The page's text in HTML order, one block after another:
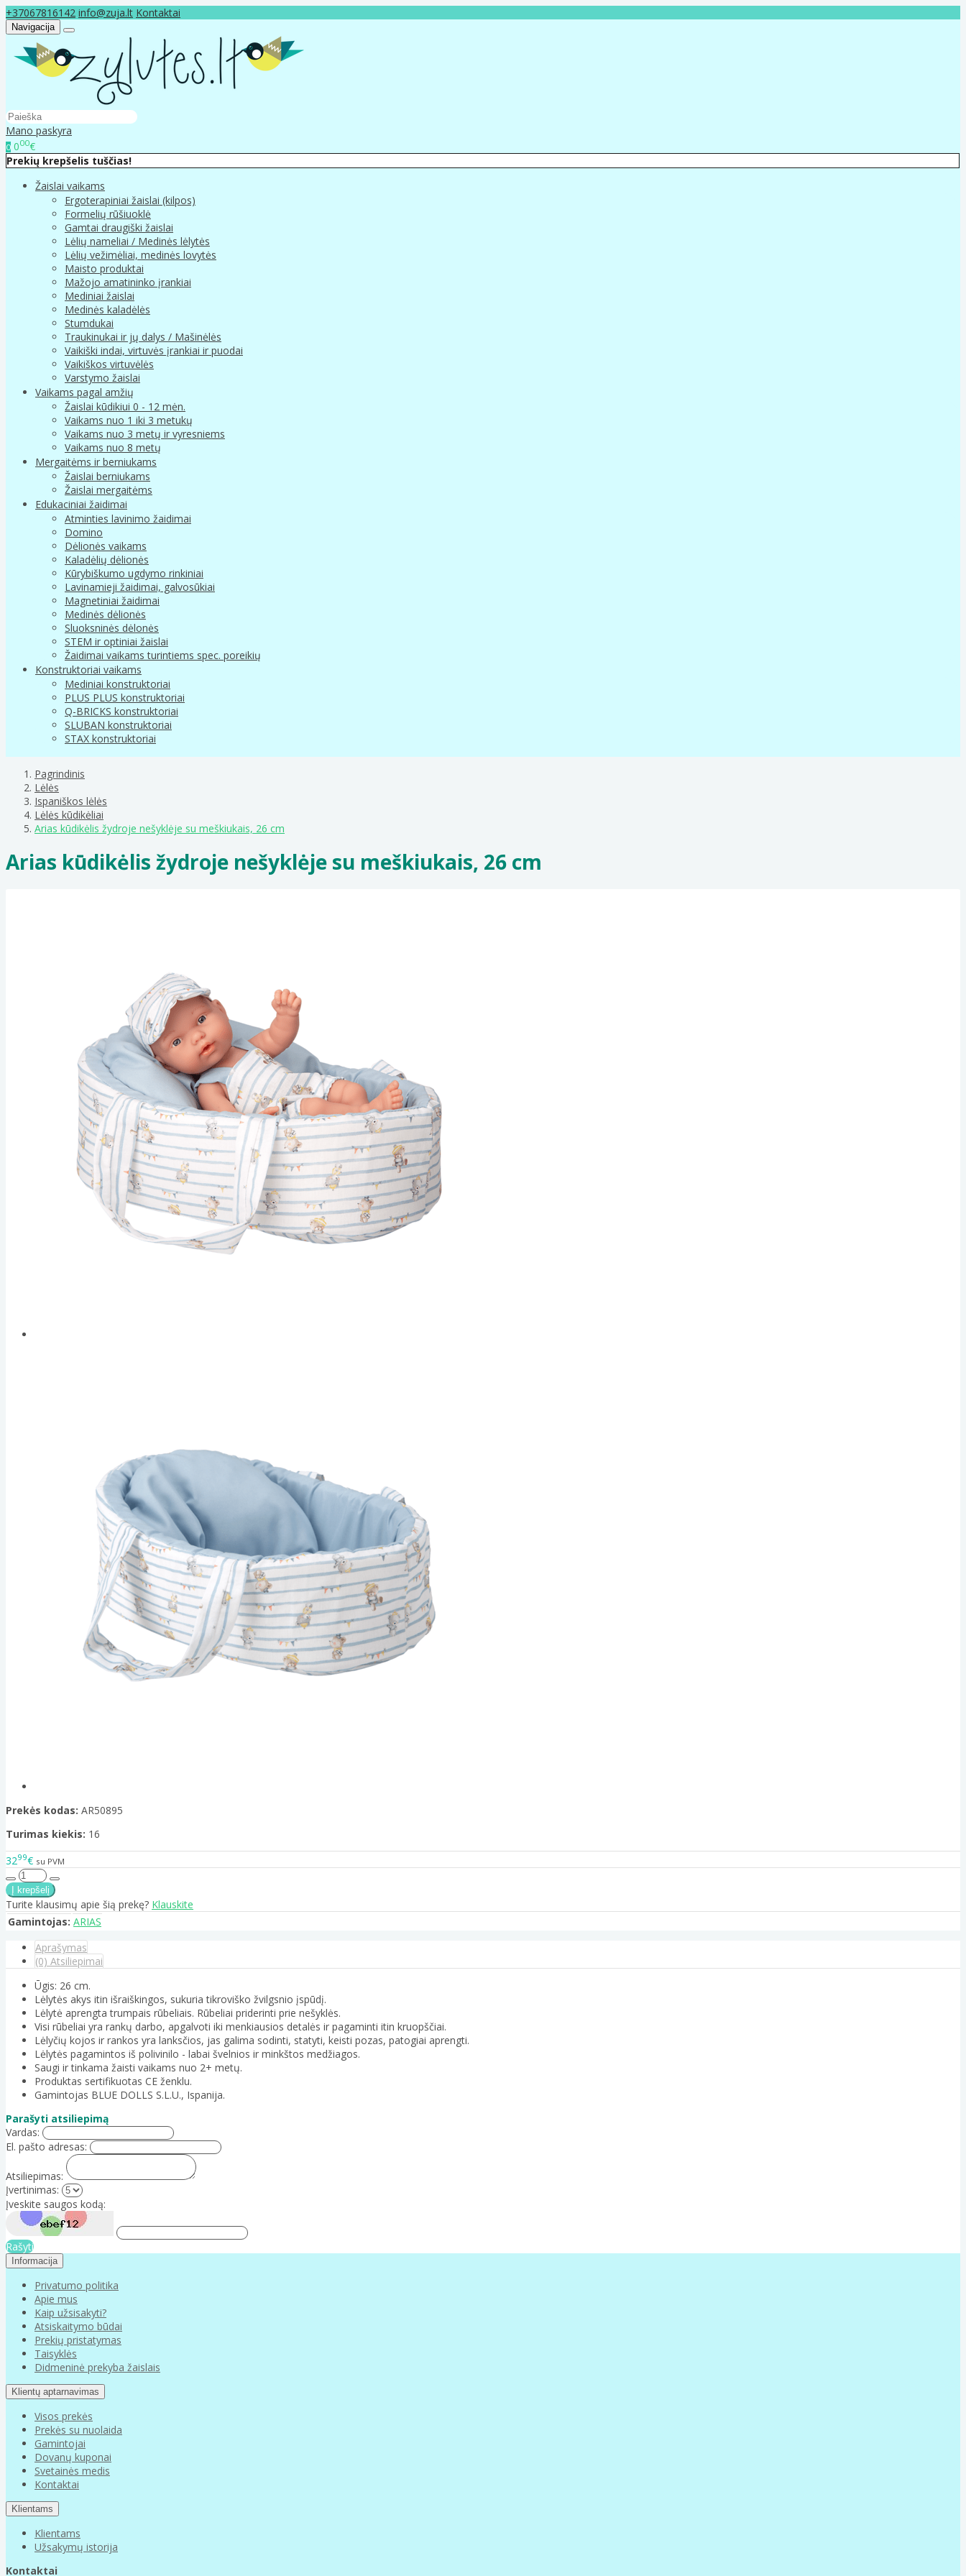
+37067816142 info@zuja.lt Kontaktai
Navigacija
Mano paskyra
0 000€
Prekių krepšelis tuščias!
Žaislai vaikams
Ergoterapiniai žaislai (kilpos)
Formelių rūšiuoklė
Gamtai draugiški žaislai
Lėlių nameliai / Medinės lėlytės
Lėlių vežimėliai, medinės lovytės
Maisto produktai
Mažojo amatininko įrankiai
Mediniai žaislai
Medinės kaladėlės
Stumdukai
Traukinukai ir jų dalys / Mašinėlės
Vaikiški indai, virtuvės įrankiai ir puodai
Vaikiškos virtuvėlės
Varstymo žaislai
Vaikams pagal amžių
Žaislai kūdikiui 0 - 12 mėn.
Vaikams nuo 1 iki 3 metukų
Vaikams nuo 3 metų ir vyresniems
Vaikams nuo 8 metų
Mergaitėms ir berniukams
Žaislai berniukams
Žaislai mergaitėms
Edukaciniai žaidimai
Atminties lavinimo žaidimai
Domino
Dėlionės vaikams
Kaladėlių dėlionės
Kūrybiškumo ugdymo rinkiniai
Lavinamieji žaidimai, galvosūkiai
Magnetiniai žaidimai
Medinės dėlionės
Sluoksninės dėlonės
STEM ir optiniai žaislai
Žaidimai vaikams turintiems spec. poreikių
Konstruktoriai vaikams
Mediniai konstruktoriai
PLUS PLUS konstruktoriai
Q-BRICKS konstruktoriai
SLUBAN konstruktoriai
STAX konstruktoriai
Pagrindinis
Lėlės
Ispaniškos lėlės
Lėlės kūdikėliai
Arias kūdikėlis žydroje nešyklėje su meškiukais, 26 cm
Arias kūdikėlis žydroje nešyklėje su meškiukais, 26 cm
Prekės kodas: AR50895
Turimas kiekis: 16
3299€ su PVM
Turite klausimų apie šią prekę? Klauskite
Gamintojas: ARIAS
Aprašymas
(0) Atsiliepimai
Ūgis: 26 cm.
Lėlytės akys itin išraiškingos, sukuria tikroviško žvilgsnio įspūdį.
Lėlytė aprengta trumpais rūbeliais. Rūbeliai priderinti prie nešyklės.
Visi rūbeliai yra rankų darbo, apgalvoti iki menkiausios detalės ir pagaminti itin kruopščiai.
Lėlyčių kojos ir rankos yra lanksčios, jas galima sodinti, statyti, keisti pozas, patogiai aprengti.
Lėlytės pagamintos iš polivinilo - labai švelnios ir minkštos medžiagos.
Saugi ir tinkama žaisti vaikams nuo 2+ metų.
Produktas sertifikuotas CE ženklu.
Gamintojas BLUE DOLLS S.L.U., Ispanija.
Parašyti atsiliepimą
Vardas:
El. pašto adresas:
Atsiliepimas:
Įvertinimas:
Įveskite saugos kodą:
Rašyti
Informacija
Privatumo politika
Apie mus
Kaip užsisakyti?
Atsiskaitymo būdai
Prekių pristatymas
Taisyklės
Didmeninė prekyba žaislais
Klientų aptarnavimas
Visos prekės
Prekės su nuolaida
Gamintojai
Dovanų kuponai
Svetainės medis
Kontaktai
Klientams
Klientams
Užsakymų istorija
Kontaktai